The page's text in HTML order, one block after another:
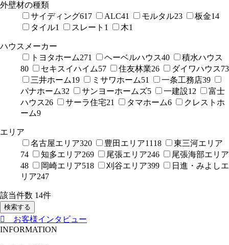
外壁材の種類
サイディング617 ALC41 モルタル23 板金14
タイル1 スレート 1 木1
ハウスメーカー
トヨタホーム271 ヘーベルハウス40
積水ハウス
80
セキスイハイム57 住友林業26 ダイワハウス73
三井ホーム19 ミサワホーム51 一条工務店39
パナホーム32 サンヨーホームズ5 一建設12
富士
ハウス26 サーラ住宅21 タマホーム6
クレストホ
ーム9
エリア
名古屋エリア320 豊田エリア1118
東三河エリア
74
知多エリア269 尾張エリア246
尾張海部エリア
48
岡崎エリア518 刈谷エリア399
日進・みよしエ
リア247
該当件数 14件
検索する
お客様インタビュー
INFORMATION